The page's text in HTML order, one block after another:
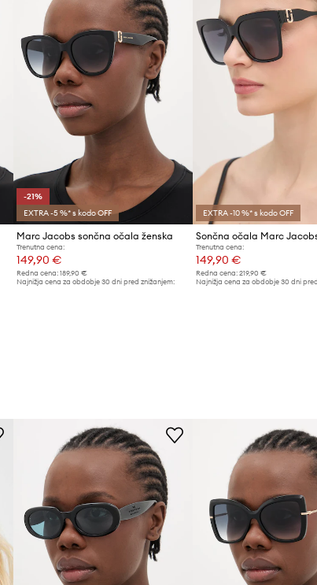
Znamka
ID izdelka
-21%
EXTRA -5 %* s kodo OFF
Marc Jacobs sončna očala ženska
Trenutna cena:
149,90 €
Redna cena: 189,90 €
Najnižja cena za obdobje 30 dni pred znižanjem:
EXTRA -10 %* s kodo OFF
Sončna očala Marc
Trenutna cena:
149,90 €
Redna cena: 219,90 €
Najnižja cena za obdobje 30 dni